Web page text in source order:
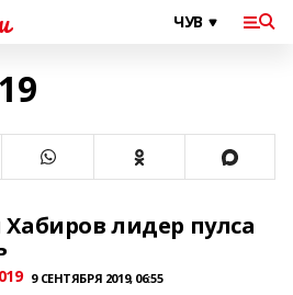
лидер пулса
9 СЕНТЯБРЯ 2019, 06:55